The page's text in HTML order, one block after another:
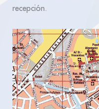
recepción.